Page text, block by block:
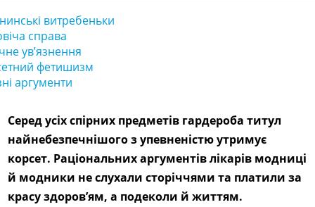
витребеньки
справа
ув’язнення
фетишизм
аргументи
Серед усіх спірних предметів гардероба титул
найнебезпечнішого з упевненістю утримує
корсет. Раціональних аргументів лікарів модниці
й модники не слухали сторіччями та платили за
красу здоров’ям, а подеколи й життям.